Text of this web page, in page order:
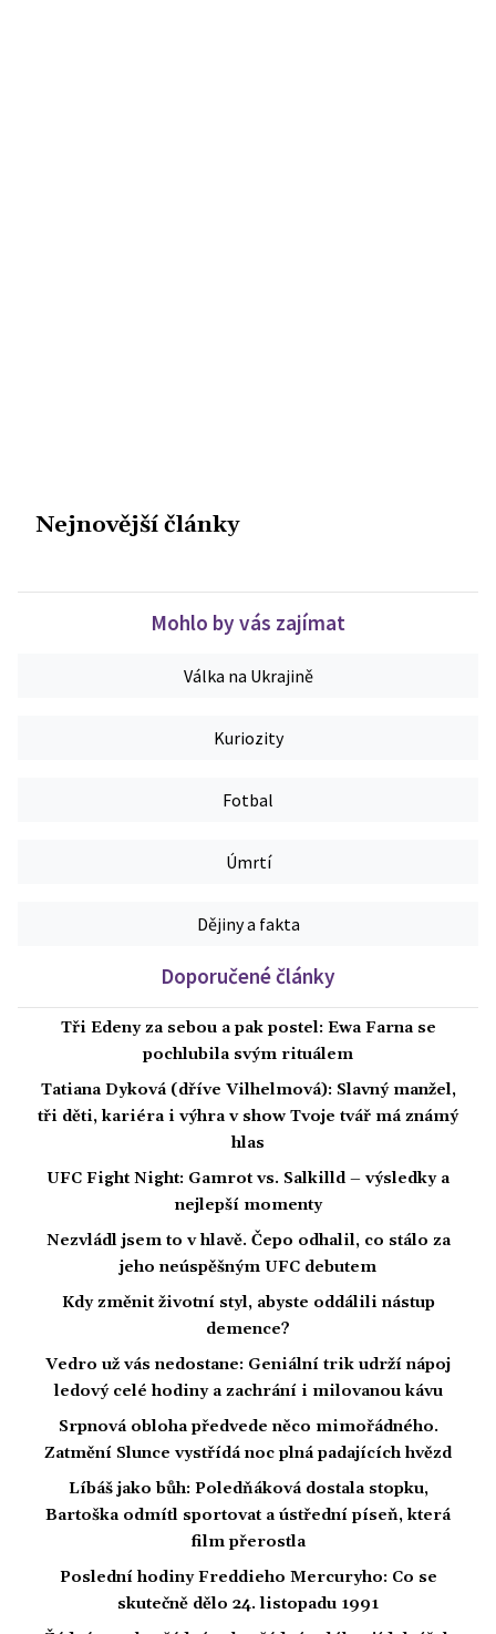
Nejnovější články
Mohlo by vás zajímat
Válka na Ukrajině
Kuriozity
Fotbal
Úmrtí
Dějiny a fakta
Doporučené články
Tři Edeny za sebou a pak postel: Ewa Farna se
pochlubila svým rituálem
Tatiana Dyková (dříve Vilhelmová): Slavný manžel,
tři děti, kariéra i výhra v show Tvoje tvář má známý
hlas
UFC Fight Night: Gamrot vs. Salkilld – výsledky a
nejlepší momenty
Nezvládl jsem to v hlavě. Čepo odhalil, co stálo za
jeho neúspěšným UFC debutem
Kdy změnit životní styl, abyste oddálili nástup
demence?
Vedro už vás nedostane: Geniální trik udrží nápoj
ledový celé hodiny a zachrání i milovanou kávu
Srpnová obloha předvede něco mimořádného.
Zatmění Slunce vystřídá noc plná padajících hvězd
Líbáš jako bůh: Poledňáková dostala stopku,
Bartoška odmítl sportovat a ústřední píseň, která
film přerostla
Poslední hodiny Freddieho Mercuryho: Co se
skutečně dělo 24. listopadu 1991